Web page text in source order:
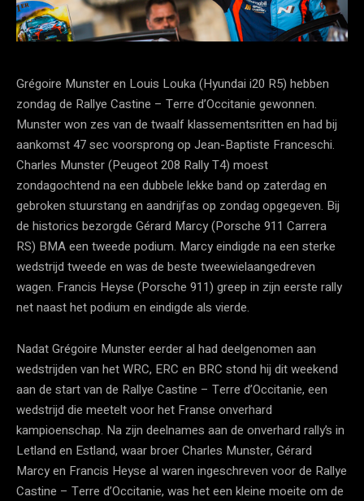
Grégoire Munster en Louis Louka (Hyundai i20 R5) hebben
zondag de Rallye Castine – Terre d’Occitanie gewonnen.
Munster won zes van de twaalf klassementsritten en had bij
aankomst 47 sec voorsprong op Jean-Baptiste Franceschi.
Charles Munster (Peugeot 208 Rally T4) moest
zondagochtend na een dubbele lekke band op zaterdag en
gebroken stuurstang en aandrijfas op zondag opgegeven. Bij
de historics bezorgde Gérard Marcy (Porsche 911 Carrera
RS) BMA een tweede podium. Marcy eindigde na een sterke
wedstrijd tweede en was de beste tweewielaangedreven
wagen. Francis Heyse (Porsche 911) greep in zijn eerste rally
net naast het podium en eindigde als vierde.
Nadat Grégoire Munster eerder al had deelgenomen aan
wedstrijden van het WRC, ERC en BRC stond hij dit weekend
aan de start van de Rallye Castine – Terre d’Occitanie, een
wedstrijd die meetelt voor het Franse onverhard
kampioenschap. Na zijn deelnames aan de onverhard rally’s in
Letland en Estland, waar broer Charles Munster, Gérard
Marcy en Francis Heyse al waren ingeschreven voor de Rallye
Castine – Terre d’Occitanie, was het een kleine moeite om de